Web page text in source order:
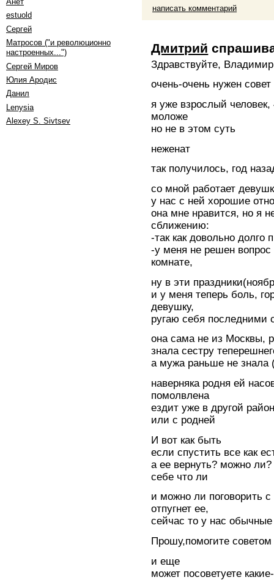
estuold
Сергей
Матросов ("и революционно
настроенных...")
Сергей Миров
Юлия Ародис
Данил
Lenysia
Alexey S. Sivtsev
написать комментарий
Дмитрий
Здравствуйте,
очень-очень нужен
я уже взрослый человек,
моложе
но не в этом суть
неженат
так получилось, год
со мной работает
у нас с ней хорошие
она мне нравится, но я
сближению:
-так как довольно долго
-у меня не решен
комнате,
ну в эти
и у меня теперь боль,
девушку,
ругаю себя последними
она сама не из Москвы,
знала сестру
а мужа раньше не знала
наверняка родня ей
помолвлена
ездит уже в другой
или с родней
И вот как быть
если спустить все как
а ее вернуть? можно ли?
себе что ли
и можно ли поговорить
отпугнет ее,
сейчас то у нас
Прошу,помогите
и еще
может посоветуете